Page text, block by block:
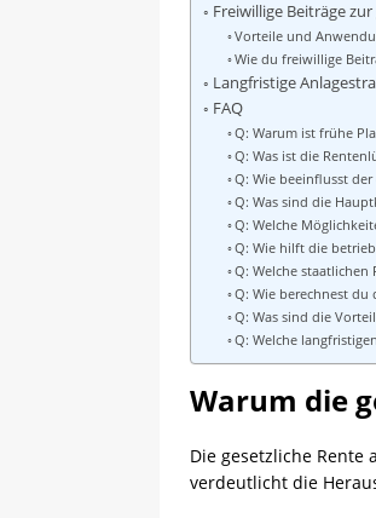
Freiwillige Beiträge
Vorteile und
Wie du freiwillige
Langfristige
FAQ
Q: Warum ist frühe
Q: Was ist die
Q: Wie beeinflusst
Q: Was sind die
Q: Welche
Q: Wie hilft die
Q: Welche staatlichen
Q: Wie berechnest du
Q: Was sind die
Q: Welche
Warum die
Die gesetzliche
verdeutlicht die